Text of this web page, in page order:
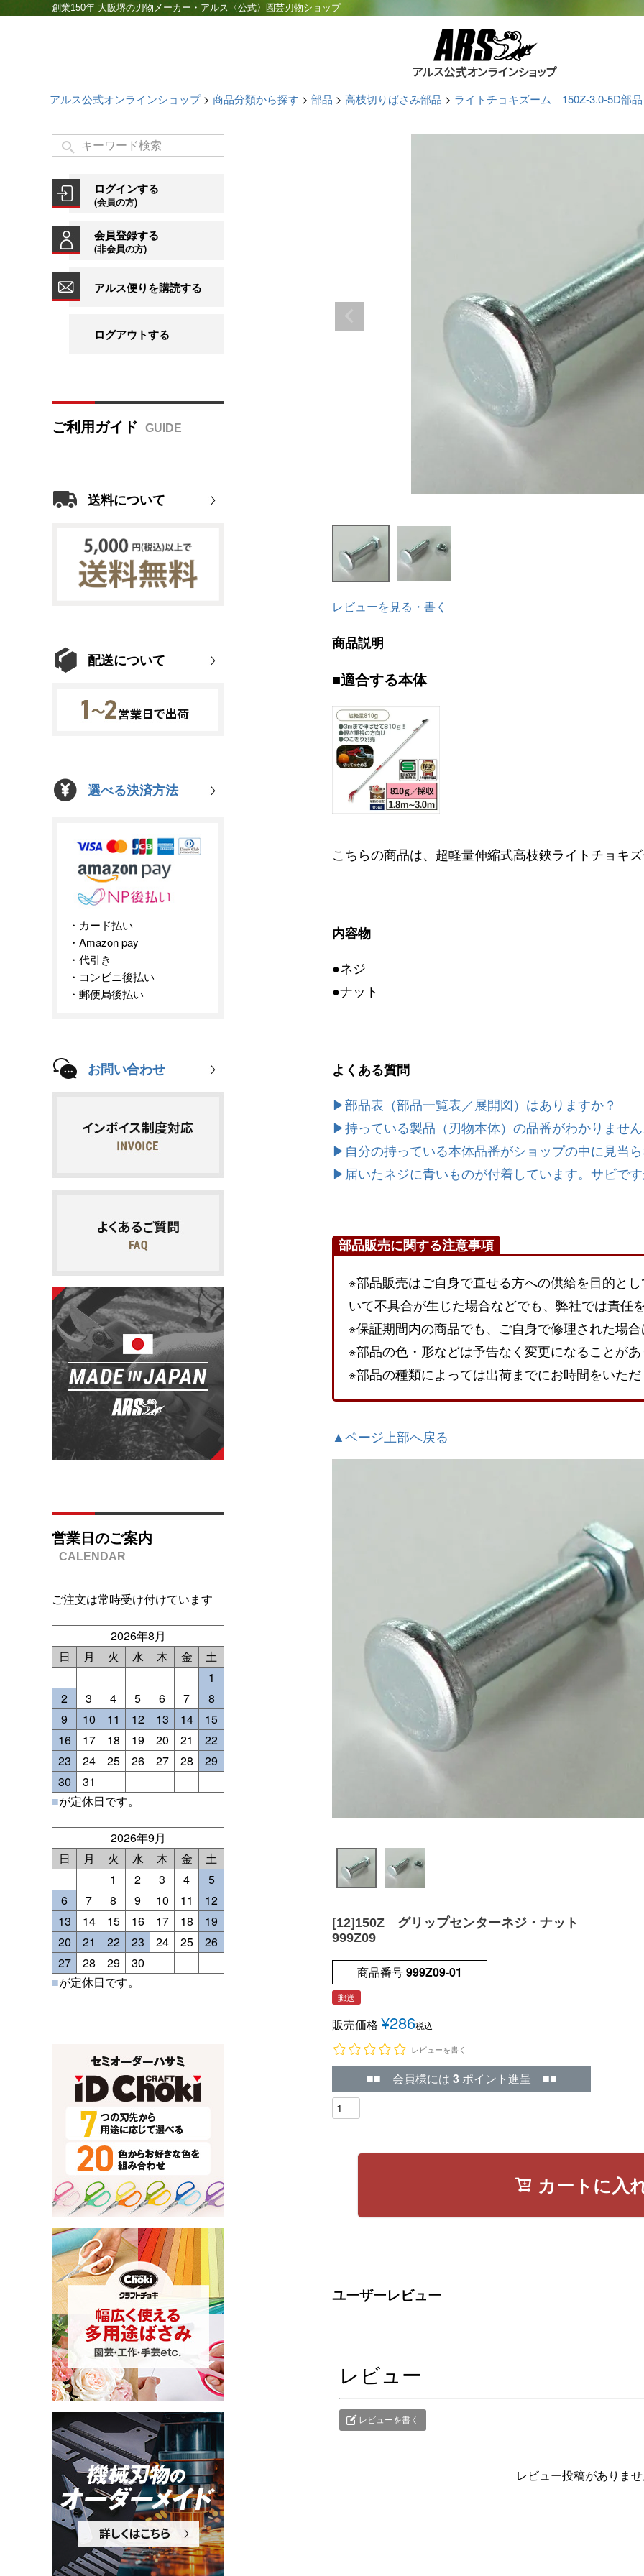
創業150年 大阪堺の刃物メーカー・アルス〈公式〉園芸刃物ショップ
アルス公式オンラインショップ 商品分類から探す 部品 高枝切りばさみ部品 ライトチョキズーム 150Z-3.0-5D部品
ログインする
(会員の方)
会員登録する
(非会員の方)
アルス便りを購読する
ログアウトする
ご利用ガイド
送料について
配送について
選べる決済方法
カード払い
Amazon pay
代引き
コンビニ後払い
郵便局後払い
お問い合わせ
営業日のご案内
ご注文は常時受け付けています
2026年8月
日
月 火 水 木 金
土
1
2
3 4 5 6 7
8
9
10 11 12 13 14
15
16
17 18 19 20 21
22
23
24 25 26 27 28
29
30
31
■が定休日です。
2026年9月
日
月 火 水 木 金
土
1
2 3 4
5
6
7 8 9 10 11
12
13
14 15 16 17 18
19
20
21 22 23 24 25
26
27
28 29
30
■が定休日です。
レビューを見る・書く
商品説明
■適合する本体
こちらの商品は、超軽量伸縮式高枝鋏ライトチョキ
内容物
●ネジ
●ナット
よくある質問
▶部品表（部品一覧表／展開図）はありますか？
▶持っている製品（刃物本体）の品番がわかりませ
▶自分の持っている本体品番がショップの中に見当
▶届いたネジに青いものが付着しています。サビで
部品販売に関する注意事項
※部品販売はご自身で直せる方への供給を目的と
いて不具合が生じた場合などでも、弊社では責任
※保証期間内の商品でも、ご自身で修理された場
※部品の色・形などは予告なく変更になることが
※部品の種類によっては出荷までにお時間をいた
▲ページ上部へ戻る
[12]150Z グリップセンターネジ・ナット
999Z09
商品番号999Z09-01
郵送
販売価格 ¥286税込
レビューを書く
■■ 会員様には 3 ポイント進呈 ■■
カートに入
ユーザーレビュー
レビュー
レビューを書く
レビュー投稿がありま